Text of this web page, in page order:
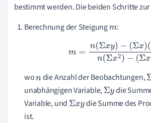
bestimmt werden. Die beiden Schritte
Berechnung der Steigungm:
m= n(Σ xy)−(Σx)(Σy) n(Σx2)
wondie Anzahl der Beobachtungen,Σ
unabhängigen Variable,Σy die
Variable, und Σxy die Summe des
ist.